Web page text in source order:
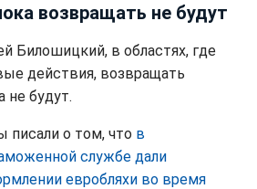
возвращать не будут
Билошицкий, в областях, где
действия, возвращать
не будут.
писали о том, что в
службе дали
евробляхи во время